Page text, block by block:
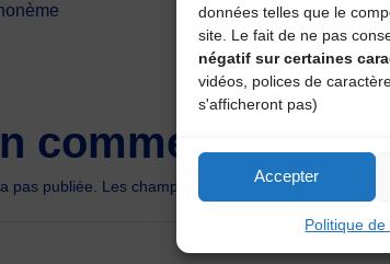
données telles que le
site. Le fait de ne pas
négatif sur certaines
vidéos, polices de
s'afficheront pas)
Accepter
Politique de
commentaire
pas publiée. Les champs obligatoires sont indiqués